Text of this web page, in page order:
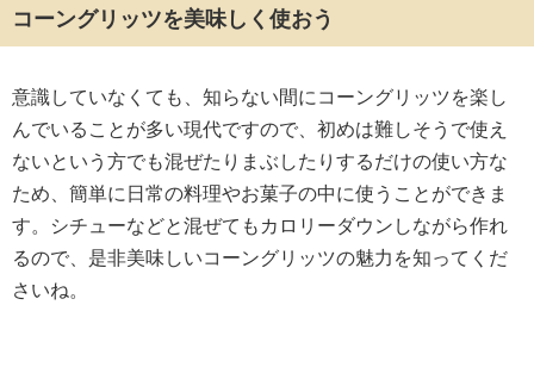
コーングリッツを美味しく使おう
意識していなくても、知らない間にコーングリッツを楽し
んでいることが多い現代ですので、初めは難しそうで使え
ないという方でも混ぜたりまぶしたりするだけの使い方な
ため、簡単に日常の料理やお菓子の中に使うことができま
す。シチューなどと混ぜてもカロリーダウンしながら作れ
るので、是非美味しいコーングリッツの魅力を知ってくだ
さいね。